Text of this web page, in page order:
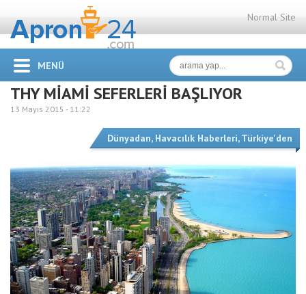
Normal Site
MENÜ
THY MİAMİ SEFERLERİ BAŞLIYOR
13 Mayıs 2015 - 11:22
Dünyadan, Havacılık Haberleri,Türkiye'den